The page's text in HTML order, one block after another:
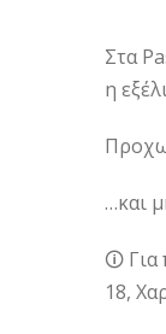
Στα
η
…και
🛈 Για
18,